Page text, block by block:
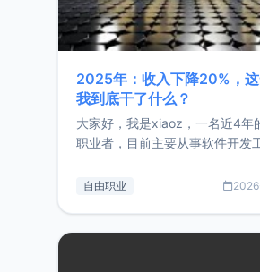
2025年：收入下降20%，
我到底干了什么？
大家好，我是xiaoz，一名近4年
职业者，目前主要从事软件开发
的总结，内容主要包括：工作、
自由职业